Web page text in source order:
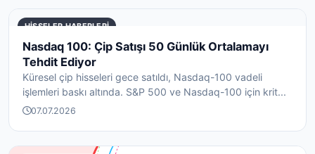
HISSELER HABERLERI
Nasdaq 100: Çip Satışı 50 Günlük Ortalamayı
Tehdit Ediyor
Küresel çip hisseleri gece satıldı, Nasdaq-100 vadeli
işlemleri baskı altında. S&P 500 ve Nasdaq-100 için krit...
07.07.2026